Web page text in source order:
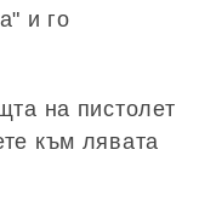
и го
на пистолет
към лявата